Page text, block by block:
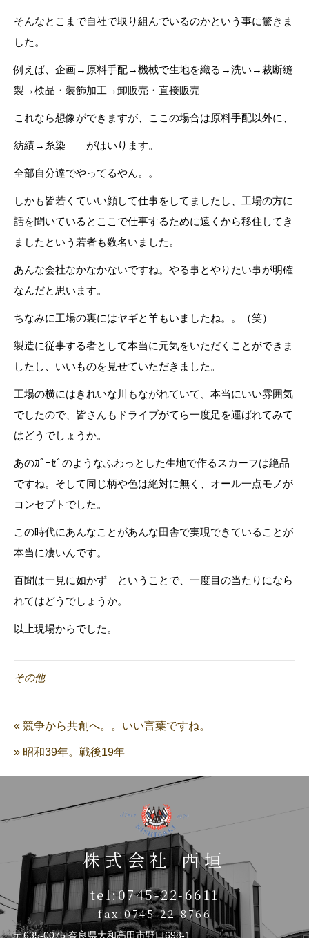
そんなとこまで自社で取り組んでいるのかという事に驚きま
した。
例えば、企画→原料手配→機械で生地を織る→洗い→裁断縫
製→検品・装飾加工→卸販売・直接販売
これなら想像ができますが、ここの場合は原料手配以外に、
紡績→糸染 がはいります。
全部自分達でやってるやん。。
しかも皆若くていい顔して仕事をしてましたし、工場の方に
話を聞いているとここで仕事するために遠くから移住してき
ましたという若者も数名いました。
あんな会社なかなかないですね。やる事とやりたい事が明確
なんだと思います。
ちなみに工場の裏にはヤギと羊もいましたね。。（笑）
製造に従事する者として本当に元気をいただくことができま
したし、いいものを見せていただきました。
工場の横にはきれいな川もながれていて、本当にいい雰囲気
でしたので、皆さんもドライブがてら一度足を運ばれてみて
はどうでしょうか。
あのｶﾞｰｾﾞのようなふわっとした生地で作るスカーフは絶品
ですね。そして同じ柄や色は絶対に無く、オール一点モノが
コンセプトでした。
この時代にあんなことがあんな田舎で実現できていることが
本当に凄いんです。
百聞は一見に如かず ということで、一度目の当たりになら
れてはどうでしょうか。
以上現場からでした。
その他
« 競争から共創へ。。いい言葉ですね。
» 昭和39年。戦後19年
株式会社 西垣
tel:0745-22-6611
fax:0745-22-8766
〒635-0075 奈良県大和高田市野口698-1